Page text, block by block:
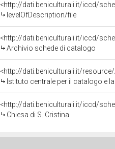
<http://dati.beniculturali.it/iccd/
levelOfDescription/file
<http://dati.beniculturali.it/iccd/
Archivio schede di catalogo
<http://dati.beniculturali.it/
Istituto centrale per il catalogo e
<http://dati.beniculturali.it/iccd/
Chiesa di S. Cristina